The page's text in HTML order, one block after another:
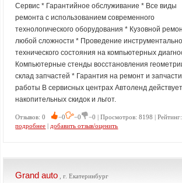
Сервис * Гарантийное обслуживание * Все виды
ремонта с использованием современного
технологического оборудования * Кузовной
любой сложности * Проведение
технического состояния на компьютерных
Компьютерные стенды восстановления
склад запчастей * Гарантия на ремонт и
работы В сервисных центрах Автоленд
накопительных скидок и льгот.
Отзывов: 0 −0 −0 −0 | Просмотров: 8198 | Рейтинг:
подробнее | добавить отзыв/оценить
Grand auto , г. Екатеринбург